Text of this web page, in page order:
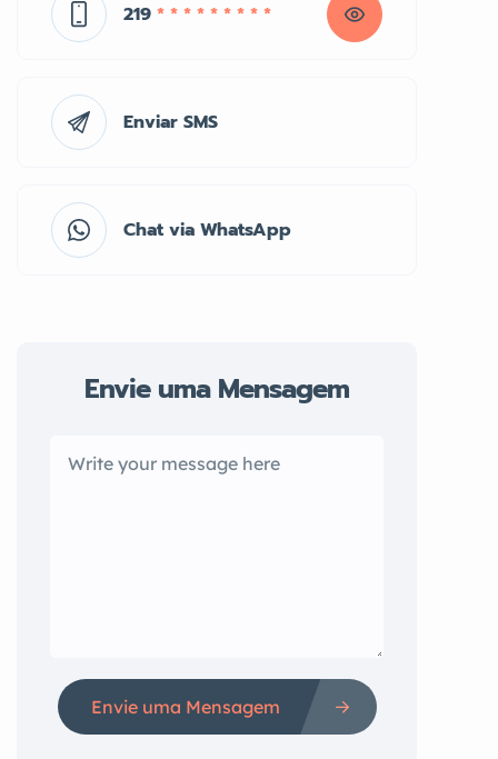
219 * * * * * * * * *
Enviar SMS
Chat via WhatsApp
Envie uma Mensagem
Envie uma Mensagem